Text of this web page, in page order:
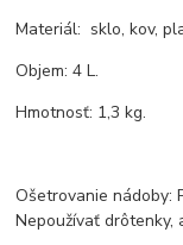
Materiál: sklo, kov,
Objem: 4 L.
Hmotnosť: 1,3 kg.
Ošetrovanie nádoby:
Nepoužívať drôtenky,